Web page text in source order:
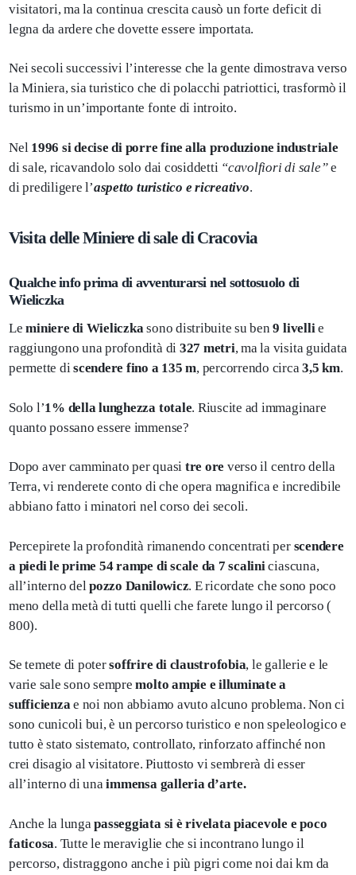
visitatori, ma la continua crescita causò un forte deficit di
legna da ardere che dovette essere importata.
Nei secoli successivi l’interesse che la gente dimostrava verso
la Miniera, sia turistico che di polacchi patriottici, trasformò il
turismo in un’importante fonte di introito.
Nel 1996 si decise di porre fine alla produzione industriale
di sale, ricavandolo solo dai cosiddetti “cavolfiori di sale”e
di prediligere l’aspetto turistico e ricreativo.
Visita delle Miniere di sale di Cracovia
Qualche info prima di avventurarsi nel sottosuolo di
Wieliczka
Leminiere di Wieliczkasono distribuite su ben9 livellie
raggiungono una profondità di 327 metri, ma la visita guidata
permette discendere fino a 135 m, percorrendo circa3,5 km.
Solo l’1% della lunghezza totale. Riuscite ad immaginare
quanto possano essere immense?
Dopo aver camminato per quasi tre ore verso il centro della
Terra, vi renderete conto di che opera magnifica e incredibile
abbiano fatto i minatori nel corso dei secoli.
Percepirete la profondità rimanendo concentrati per scendere
a piedi le prime 54 rampe di scale da 7 scaliniciascuna,
all’interno delpozzo Danilowicz. E ricordate che sono poco
meno della metà di tutti quelli che farete lungo il percorso (
800).
Se temete di potersoffrire di claustrofobia, le gallerie e le
varie sale sono sempremolto ampie e illuminate a
sufficienzae noi non abbiamo avuto alcuno problema. Non ci
sono cunicoli bui, è un percorso turistico e non speleologico e
tutto è stato sistemato, controllato, rinforzato affinché non
crei disagio al visitatore. Piuttosto vi sembrerà di esser
all’interno di unaimmensa galleria d’arte.
Anche la lungapasseggiata si è rivelata piacevole e poco
faticosa. Tutte le meraviglie che si incontrano lungo il
percorso, distraggono anche i più pigri come noi dai km da